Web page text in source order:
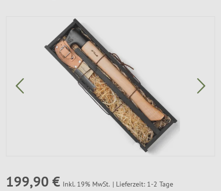
Garten & Outdoor
Service
199,90 € Inkl. 19% MwSt.
Lieferzeit: 1-2 Tage